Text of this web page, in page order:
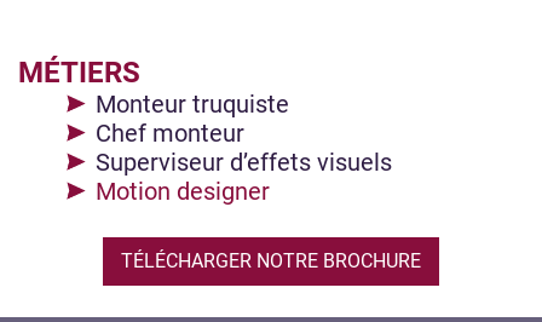
MÉTIERS
Monteur truquiste
Chef monteur
Superviseur d’effets visuels
Motion designer
TÉLÉCHARGER NOTRE BROCHURE